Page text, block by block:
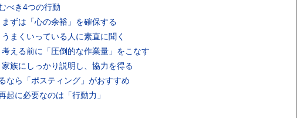
べき4つの行動
ずは「心の余裕」を確保する
まくいっている人に素直に聞く
える前に「圧倒的な作業量」をこなす
族にしっかり説明し、協力を得る
なら「ポスティング」がおすすめ
起に必要なのは「行動力」